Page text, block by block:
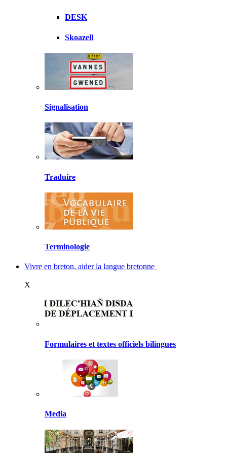
DESK
Skoazell
Signalisation
Traduire
Terminologie
Vivre en breton, aider la langue bretonne
X
Formulaires et textes officiels bilingues
Media